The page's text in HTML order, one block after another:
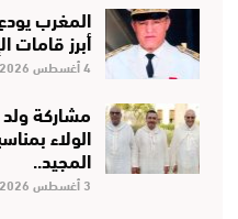
المغرب
أبرز قامات
4 أغسطس 2026
مشاركة
الولاء
المجيد..
3 أغسطس 2026